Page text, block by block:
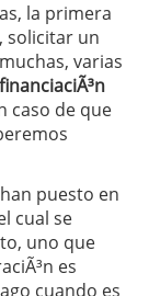
la primera
solicitar un
varias
caso de que
puesto en
cual se
uno que
es
cuando es